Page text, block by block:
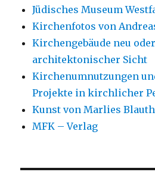
Jüdisches Museum
Kirchenfotos von
Kirchengebäude neu
architektonischer Sicht
Kirchenumnutzungen
Projekte in kirchlicher
Kunst von Marlies Blauth
MFK – Verlag